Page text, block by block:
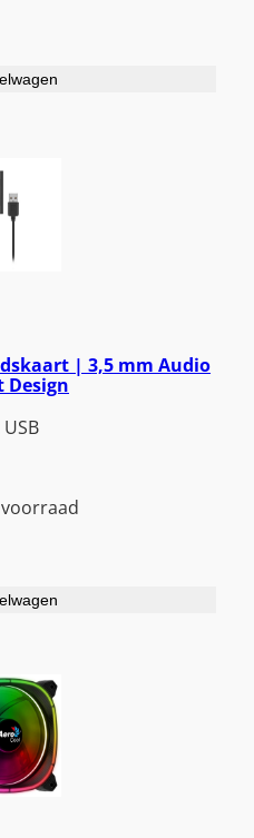
| 3,5 mm Audio
Design